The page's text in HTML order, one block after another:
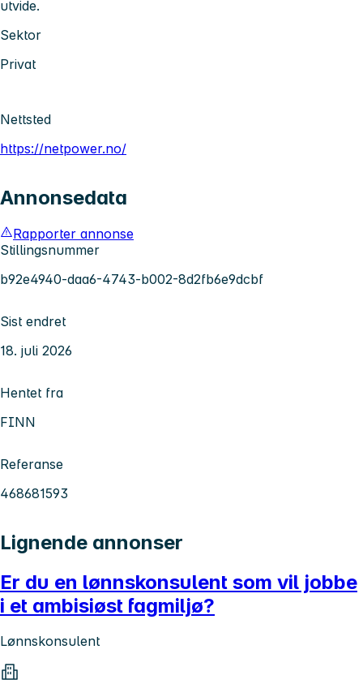
utvide.
Sektor
Privat
Nettsted
https://netpower.no/
Annonsedata
Rapporter annonse
Stillingsnummer
b92e4940-daa6-4743-b002-8d2fb6e9dcbf
Sist endret
18. juli 2026
Hentet fra
FINN
Referanse
468681593
Lignende annonser
Er du en lønnskonsulent som vil jobbe
i et ambisiøst fagmiljø?
Lønnskonsulent